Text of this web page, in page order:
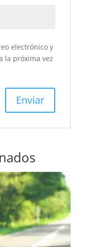
electrónico y
la próxima vez